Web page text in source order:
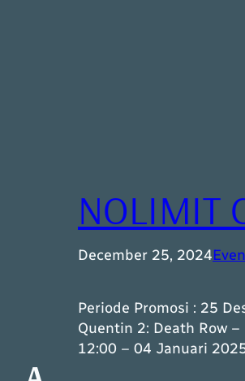
NOLIMIT
December 25, 2024
Periode Promosi : 25
Quentin 2: Death Row
12:00 – 04 Januari